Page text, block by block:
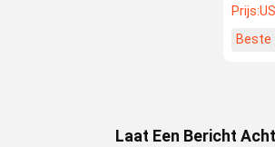
Prijs:
Beste
Laat Een Bericht